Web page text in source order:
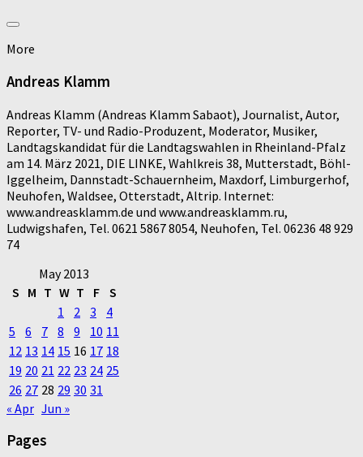
More
Andreas Klamm
Andreas Klamm (Andreas Klamm Sabaot), Journalist, Autor,
Reporter, TV- und Radio-Produzent, Moderator, Musiker,
Landtagskandidat für die Landtagswahlen in Rheinland-Pfalz
am 14. März 2021, DIE LINKE, Wahlkreis 38, Mutterstadt, Böhl-
Iggelheim, Dannstadt-Schauernheim, Maxdorf, Limburgerhof,
Neuhofen, Waldsee, Otterstadt, Altrip. Internet:
www.andreasklamm.de und www.andreasklamm.ru,
Ludwigshafen, Tel. 0621 5867 8054, Neuhofen, Tel. 06236 48 929
74
May 2013
S M T W T F S
1
2 3
4
5
6 7 8 9 10 11
12 13 14 15 16 17 18
19 20 21 22 23 24 25
26 27 28 29 30 31
« Apr Jun »
Pages